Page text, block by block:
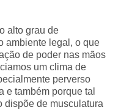
alto grau de
ambiente legal, o que
de poder nas mãos
um clima de
perverso
e também porque tal
dispõe de musculatura